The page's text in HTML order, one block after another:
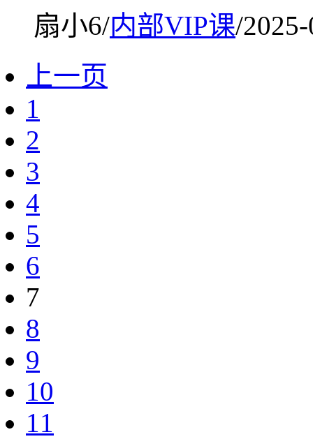
扇小6/内部VIP课/
上一页
1
2
3
4
5
6
7
8
9
10
11